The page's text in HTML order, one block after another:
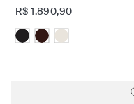
R$ 1 .890,90